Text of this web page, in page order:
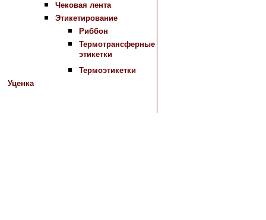
Чековая лента
Этикетирование
Риббон
Термотрансферные
этикетки
Термоэтикетки
Уценка